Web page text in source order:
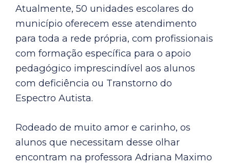
Atualmente, 50 unidades escolares do
município oferecem esse atendimento
para toda a rede própria, com profissionais
com formação específica para o apoio
pedagógico imprescindível aos alunos
com deficiência ou Transtorno do
Espectro Autista.
Rodeado de muito amor e carinho, os
alunos que necessitam desse olhar
encontram na professora Adriana Maximo